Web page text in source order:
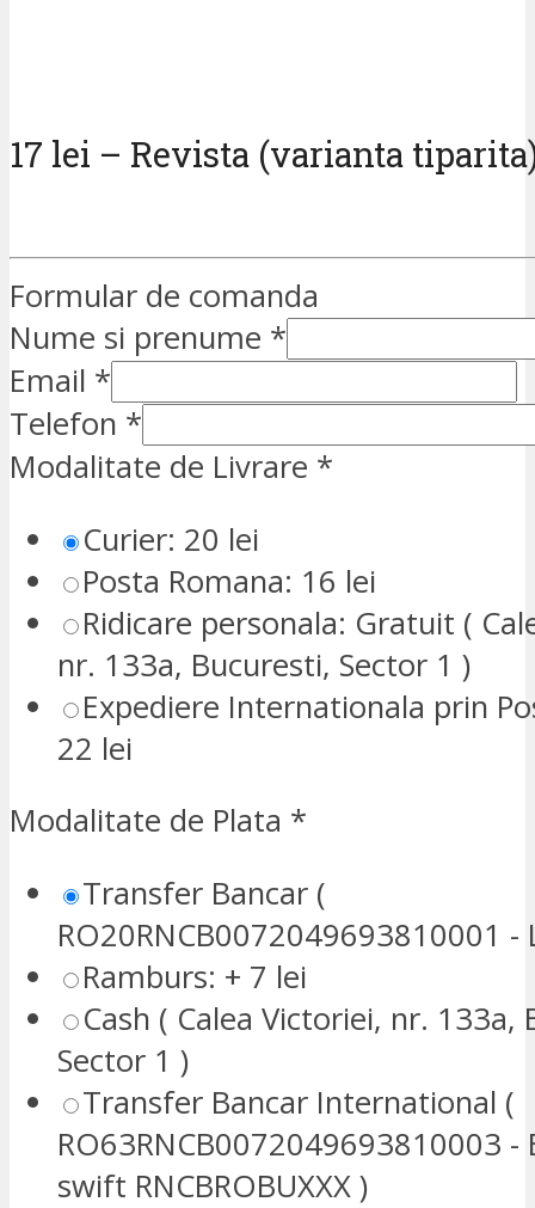
17 lei – Revista (varianta
Formular de comanda
Nume si prenume *
Email *
Telefon *
Modalitate de Livrare *
Curier: 20 lei
Posta Romana: 16 lei
Ridicare personala: Gratuit (
nr. 133a, Bucuresti, Sector 1 )
Expediere Internationala prin
22 lei
Modalitate de Plata *
Transfer Bancar (
RO20RNCB0072049693810001 -
Ramburs: + 7 lei
Cash ( Calea Victoriei, nr. 133a,
Sector 1 )
Transfer Bancar International (
RO63RNCB0072049693810003 -
swift RNCBROBUXXX )